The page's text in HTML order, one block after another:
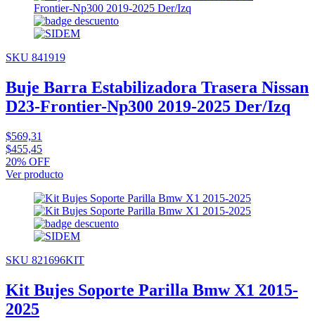
SKU 841919
Buje Barra Estabilizadora Trasera Nissan
D23-Frontier-Np300 2019-2025 Der/Izq
$569,31
$455,45
20% OFF
Ver producto
SKU 821696KIT
Kit Bujes Soporte Parilla Bmw X1 2015-
2025